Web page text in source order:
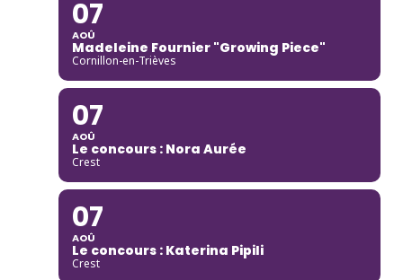
07
AOÛ
Madeleine Fournier "Growing Piece"
Cornillon-en-Trièves
07
AOÛ
Le concours : Nora Aurée
Crest
07
AOÛ
Le concours : Katerina Pipili
Crest